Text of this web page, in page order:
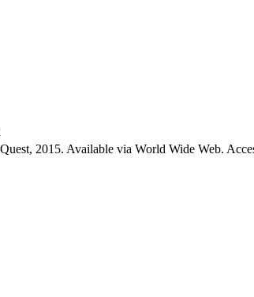
2015. Available via World Wide Web.